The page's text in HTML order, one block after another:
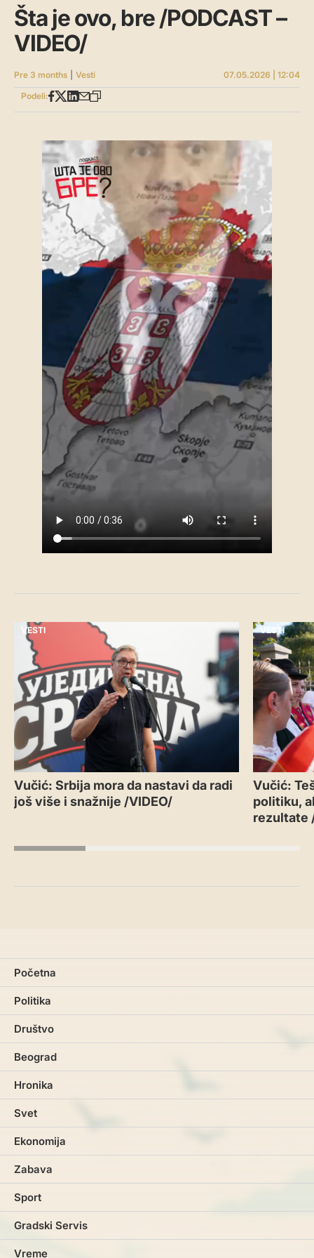
Šta je ovo, bre /PODCAST –
VIDEO/
Pre 3 months Vesti
07.05.2026 | 12:04
Podeli:
VESTI
Vučić: Srbija mora da nastavi da radi
još više i snažnije /VIDEO/
VESTI
Vučić:
politiku,
rezultate
Početna
Politika
Društvo
Beograd
Hronika
Svet
Ekonomija
Zabava
Sport
Gradski Servis
Vreme